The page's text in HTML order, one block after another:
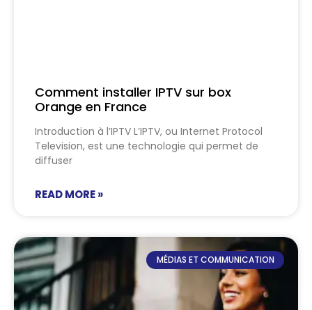
Comment installer IPTV sur box
Orange en France
Introduction à l’IPTV L’IPTV, ou Internet Protocol
Television, est une technologie qui permet de
diffuser
READ MORE »
MÉDIAS ET COMMUNICATION